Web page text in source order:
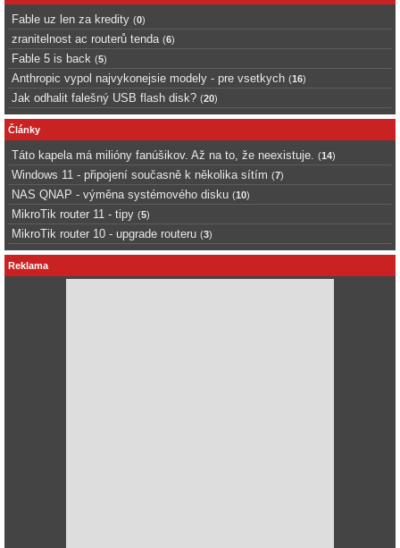
Fable uz len za kredity (0)
zranitelnost ac routerů tenda (6)
Fable 5 is back (5)
Anthropic vypol najvykonejsie modely - pre vsetkych (16)
Jak odhalit falešný USB flash disk? (20)
Články
Táto kapela má milióny fanúšikov. Až na to, že neexistuje. (14)
Windows 11 - připojení současně k několika sítím (7)
NAS QNAP - výměna systémového disku (10)
MikroTik router 11 - tipy (5)
MikroTik router 10 - upgrade routeru (3)
Reklama